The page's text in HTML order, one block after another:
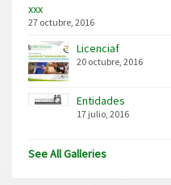
xxx
27 octubre, 2016
Licenciaf
20 octubre, 2016
Entidades
17 julio, 2016
See All Galleries